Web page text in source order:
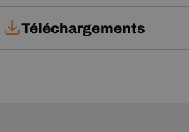
Téléchargements